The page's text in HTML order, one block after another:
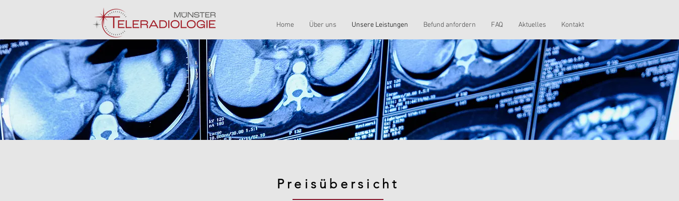
Home Über uns Unsere Leistungen Befund anfordern FAQ Aktuelles Kontakt
Preisübersicht